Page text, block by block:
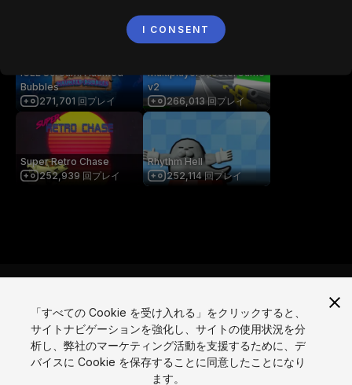
NIMRODS
294,207
回プレイ
ICEE Scream: Haunted
Bubbles
271,701 回プレイ
MultiplayerShooterGame
v2
266,013 回プレイ
Super Retro Chase
252,939 回プレイ
Rhythm Hell
252,114 回プレイ
言語
English Français Deutsch Bahasa IndonesiaItaliano日本語
「すべての Cookie を受け入れる」をクリックすると、
サイトナビゲーションを強化し、サイトの使用状況を分
析し、弊社のマーケティング活動を支援するために、デ
バイスに Cookie を保存することに同意したことになり
ます。
I CONSENT